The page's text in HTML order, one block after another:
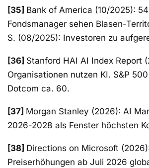
[35] Bank of America (10/2025):
Fondsmanager sehen Blasen-
S. (08/2025): Investoren zu
[36] Stanford HAI AI Index Report
Organisationen nutzen KI. S&P
Dotcom ca. 60.
[37] Morgan Stanley (2026): AI
2026-2028 als Fenster höchsten
[38] Directions on Microsoft
Preiserhöhungen ab Juli 2026